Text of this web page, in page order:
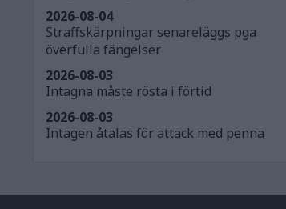
Straffskärpningar senareläggs pga
överfulla fängelser
2026-08-04
Intagna måste rösta i förtid
2026-08-03
Intagen åtalas för attack med penna
2026-08-03